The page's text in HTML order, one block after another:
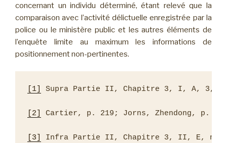
concernant un individu déterminé, étant relevé que la
comparaison avec l’activité délictuelle enregistrée par la
police ou le ministère public et les autres éléments de
l’enquête limite au maximum les informations de
positionnement non-pertinentes.
[1] Supra Partie II, Chapitre 3, I, A, 3,
[2] Cartier, p. 219; Jorns, Zhendong, p.
[3] Infra Partie II, Chapitre 3, II, E, n°